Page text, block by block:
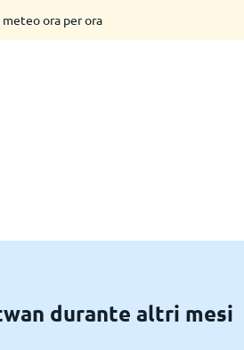
ora per ora
durante altri mesi